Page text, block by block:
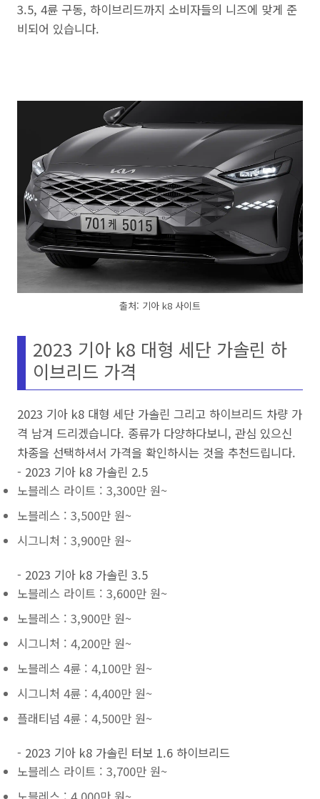
3.5, 4륜 구동, 하이브리드까지 소비자들의 니즈에 맞게 준
비되어 있습니다.
출처: 기아 k8 사이트
2023 기아 k8 대형 세단 가솔린 하
이브리드 가격
2023 기아 k8 대형 세단 가솔린 그리고 하이브리드 차량 가
격 남겨 드리겠습니다. 종류가 다양하다보니, 관심 있으신
차종을 선택하셔서 가격을 확인하시는 것을 추천드립니다.
- 2023 기아 k8 가솔린 2.5
노블레스 라이트 : 3,300만 원~
노블레스 : 3,500만 원~
시그니처 : 3,900만 원~
- 2023 기아 k8 가솔린 3.5
노블레스 라이트 : 3,600만 원~
노블레스 : 3,900만 원~
시그니처 : 4,200만 원~
노블레스 4륜 : 4,100만 원~
시그니처 4륜 : 4,400만 원~
플래티넘 4륜 : 4,500만 원~
- 2023 기아 k8 가솔린 터보 1.6 하이브리드
노블레스 라이트 : 3,700만 원~